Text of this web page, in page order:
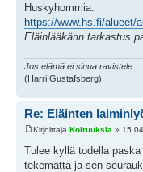
Huskyhommia:
https://www.hs.fi/alueet/
Eläinlääkärin tarkastus
Jos elämä ei sinua ravistele...
(Harri Gustafsberg)
Re: Eläinten
Kirjoittaja Koiruuksia »
Tulee kyllä todella
tekemättä ja sen